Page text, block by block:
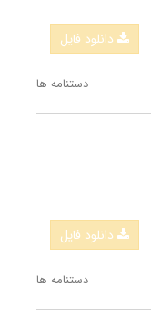
دانلود فایل
دستنامه ها
دانلود فایل
دستنامه ها